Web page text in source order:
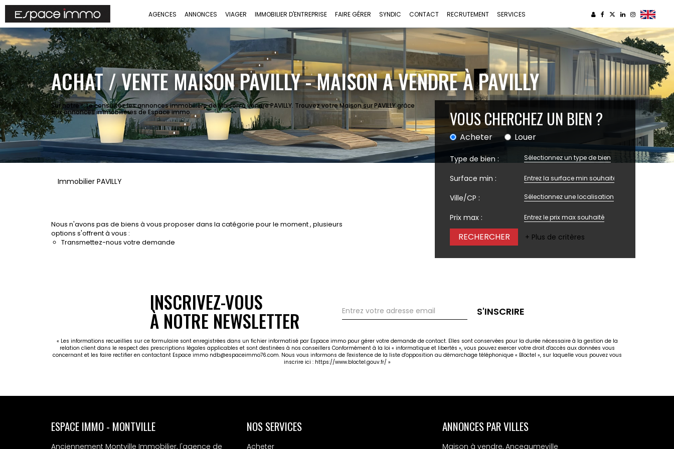
AGENCES ANNONCES VIAGER IMMOBILIER D'ENTREPRISE FAIRE GÉRER SYNDIC CONTACT RECRUTEMENT SERVICES
ACHAT / VENTE MAISON PAVILLY - MAISON A VENDRE À PAVILLY
Sur notre site consultez les annonces immobilière de Maison à vendre PAVILLY. Trouvez votre Maison sur PAVILLY grâce
aux annonces immobilières de Espace immo. VOUS CHERCHEZ UN BIEN ?
Acheter Louer
Type de bien : Sélectionnez un type de bien
Surface min :
Ville/CP :
Sélectionnez une localisation
Prix max :
+ Plus de critères
Immobilier PAVILLY
Nous n'avons pas de biens à vous proposer dans la catégorie pour le moment , plusieurs
options s'offrent à vous :
Transmettez-nous votre demande
INSCRIVEZ-VOUS
À NOTRE NEWSLETTER S'INSCRIRE
« Les informations recueillies sur ce formulaire sont enregistrées dans un fichier informatisé par Espace immo pour gérer votre demande de contact. Elles sont conservées pour la durée nécessaire à la gestion de la
relation client dans le respect des prescriptions légales applicables et sont destinées à nos conseillers Conformément à la loi « informatique et libertés », vous pouvez exercer votre droit d'accès aux données vous
concernant et les faire rectifier en contactant Espace immo ndb@espaceimmo76.com. Nous vous informons de l'existence de la liste d'opposition au démarchage téléphonique « Bloctel », sur laquelle vous pouvez vous
inscrire ici : https://www.bloctel.gouv.fr/ »
ESPACE IMMO - MONTVILLE
Anciennement Montville Immobilier, l'agence de
NOS SERVICES
Acheter
ANNONCES PAR VILLES
Maison à vendre, Anceaumeville